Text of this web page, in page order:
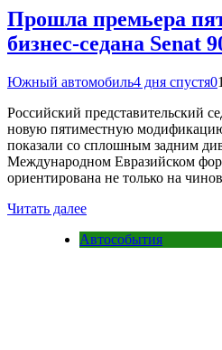
Прошла премьера
бизнес-седана Senat
Южный автомобиль4 дня спустя0
Российский представительский
новую пятиместную
показали со сплошным задним
Международном Евразийском
ориентирована не только на
Читать далее
Автособытия